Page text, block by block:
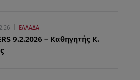
Η ανάρτηση από την
ΕΛΛΑΔΑ
9.2.2026 – Καθηγητής Κ.